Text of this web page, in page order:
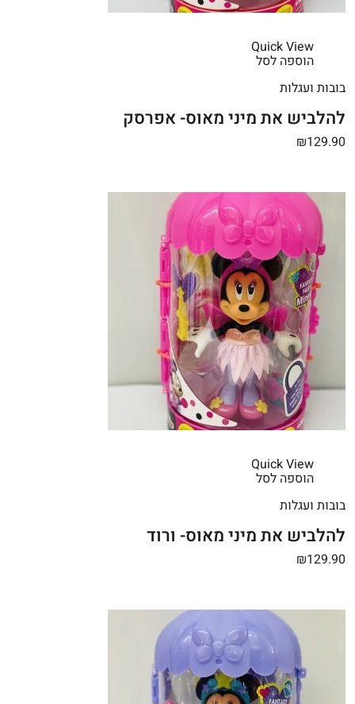
Quick View
הוספה לסל
בובות ועגלות
להלביש את מיני מאוס- אפרסק
₪129.90
Quick View
הוספה לסל
בובות ועגלות
להלביש את מיני מאוס- ורוד
₪129.90